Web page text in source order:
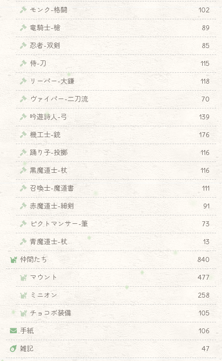
モンク-格闘
102
竜騎士-槍
89
忍者-双剣
85
侍-刀
115
リーパー-大鎌
118
ヴァイパー-二刀流
70
吟遊詩人-弓
139
機工士-銃
176
踊り子-投擲
116
黒魔道士-杖
116
召喚士-魔道書
111
赤魔道士-細剣
91
ピクトマンサー-筆
73
青魔道士-杖
13
仲間たち
840
マウント
477
ミニオン
258
チョコボ装備
105
手紙
106
雑記
47